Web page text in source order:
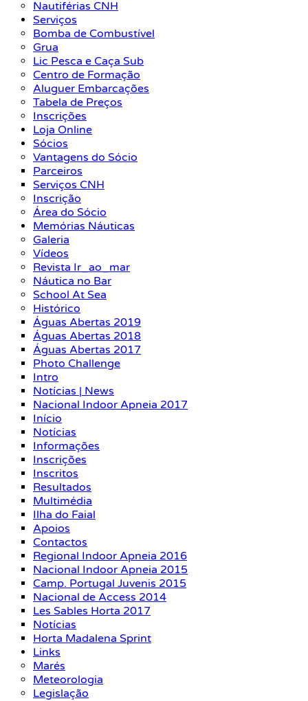
Nautiférias CNH
Serviços
Bomba de Combustível
Grua
Lic Pesca e Caça Sub
Centro de Formação
Aluguer Embarcações
Tabela de Preços
Inscrições
Loja Online
Sócios
Vantagens do Sócio
Parceiros
Serviços CNH
Inscrição
Área do Sócio
Memórias Náuticas
Galeria
Vídeos
Revista Ir_ao_mar
Náutica no Bar
School At Sea
Histórico
Águas Abertas 2019
Águas Abertas 2018
Águas Abertas 2017
Photo Challenge
Intro
Notícias | News
Nacional Indoor Apneia 2017
Início
Notícias
Informações
Inscrições
Inscritos
Resultados
Multimédia
Ilha do Faial
Apoios
Contactos
Regional Indoor Apneia 2016
Nacional Indoor Apneia 2015
Camp. Portugal Juvenis 2015
Nacional de Access 2014
Les Sables Horta 2017
Notícias
Horta Madalena Sprint
Links
Marés
Meteorologia
Legislação